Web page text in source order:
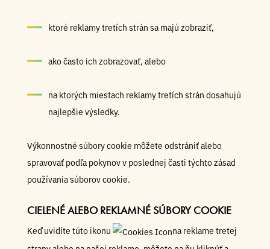
ktoré reklamy tretích strán sa majú zobraziť,
ako často ich zobrazovať, alebo
na ktorých miestach reklamy tretích strán dosahujú
najlepšie výsledky.
Výkonnostné súbory cookie môžete odstrániť alebo
spravovať podľa pokynov v poslednej časti týchto zásad
používania súborov cookie.
CIELENÉ ALEBO REKLAMNÉ SÚBORY COOKIE
Keď uvidíte túto ikonu
na reklame tretej